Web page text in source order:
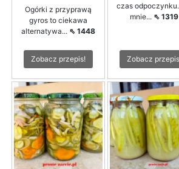
Ogórki z przyprawą
gyros to ciekawa
alternatywa... ⇖ 1448
Zobacz przepis!
czas
mnie... ⇖ 1319
Zobacz